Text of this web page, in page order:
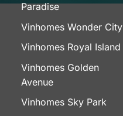
Paradise
Vinhomes Wonder City
Vinhomes Royal Island
Vinhomes Golden
Avenue
Vinhomes Sky Park